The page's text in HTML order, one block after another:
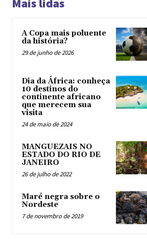
Mais lidas
A Copa mais poluente
da história?
29 de junho de 2026
Dia da África: conheça
10 destinos do
continente africano
que merecem sua
visita
24 de maio de 2024
MANGUEZAIS NO
ESTADO DO RIO DE
JANEIRO
26 de julho de 2022
Maré negra sobre o
Nordeste
7 de novembro de 2019